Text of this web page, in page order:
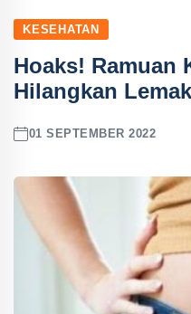
KESEHATAN
Hoaks! Ramuan
Hilangkan
01 SEPTEMBER 2022